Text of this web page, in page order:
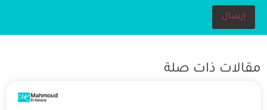
مقالات ذات صلة